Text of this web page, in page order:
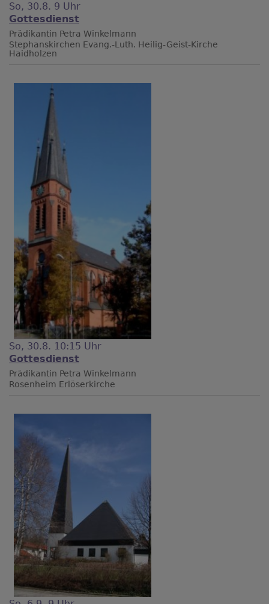
So, 30.8. 9 Uhr
Gottesdienst
Prädikantin Petra Winkelmann
Stephanskirchen Evang.-Luth. Heilig-Geist-Kirche
Haidholzen
So, 30.8. 10:15 Uhr
Gottesdienst
Prädikantin Petra Winkelmann
Rosenheim Erlöserkirche